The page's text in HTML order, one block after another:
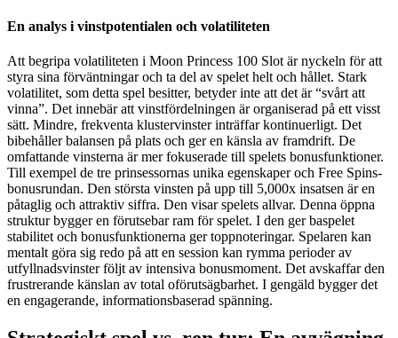
En analys i vinstpotentialen och volatiliteten
Att begripa volatiliteten i Moon Princess 100 Slot är nyckeln för att
styra sina förväntningar och ta del av spelet helt och hållet. Stark
volatilitet, som detta spel besitter, betyder inte att det är “svårt att
vinna”. Det innebär att vinstfördelningen är organiserad på ett visst
sätt. Mindre, frekventa klustervinster inträffar kontinuerligt. Det
bibehåller balansen på plats och ger en känsla av framdrift. De
omfattande vinsterna är mer fokuserade till spelets bonusfunktioner.
Till exempel de tre prinsessornas unika egenskaper och Free Spins-
bonusrundan. Den största vinsten på upp till 5,000x insatsen är en
påtaglig och attraktiv siffra. Den visar spelets allvar. Denna öppna
struktur bygger en förutsebar ram för spelet. I den ger baspelet
stabilitet och bonusfunktionerna ger toppnoteringar. Spelaren kan
mentalt göra sig redo på att en session kan rymma perioder av
utfyllnadsvinster följt av intensiva bonusmoment. Det avskaffar den
frustrerande känslan av total oförutsägbarhet. I gengäld bygger det
en engagerande, informationsbaserad spänning.